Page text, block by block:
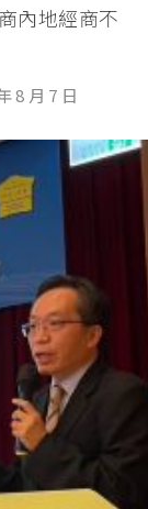
內地經商不
8 月 7 日